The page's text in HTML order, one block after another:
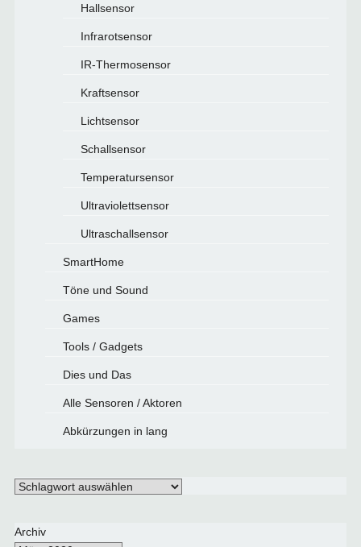
Hallsensor
Infrarotsensor
IR-Thermosensor
Kraftsensor
Lichtsensor
Schallsensor
Temperatursensor
Ultraviolettsensor
Ultraschallsensor
SmartHome
Töne und Sound
Games
Tools / Gadgets
Dies und Das
Alle Sensoren / Aktoren
Abkürzungen in lang
Schlagwörter
Archiv